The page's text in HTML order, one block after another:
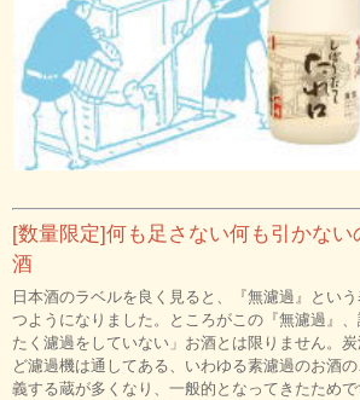
[数量限定]何も足さない何も引かない
酒
日本酒のラベルを良く見ると、『無濾過』とい
つようになりました。ところがこの『無濾過』
たく濾過をしていない」お酒とは限りません。
ど濾過機は通してある、いわゆる素濾過のお酒
義する蔵が多くなり、一般的となってきたため